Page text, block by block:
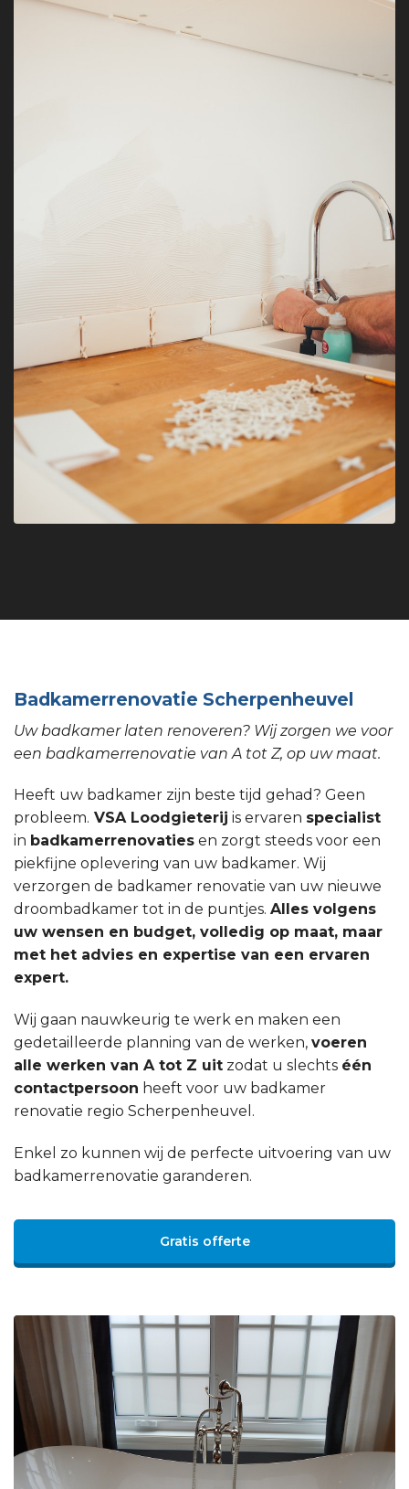
Badkamerrenovatie Scherpenheuvel
Uw badkamer laten renoveren? Wij zorgen we voor
een badkamerrenovatie van A tot Z, op uw maat.
Heeft uw badkamer zijn beste tijd gehad? Geen
probleem. VSA Loodgieterij is ervaren specialist
in badkamerrenovaties en zorgt steeds voor een
piekfijne oplevering van uw badkamer. Wij
verzorgen de badkamer renovatie van uw nieuwe
droombadkamer tot in de puntjes. Alles volgens
uw wensen en budget, volledig op maat, maar
met het advies en expertise van een ervaren
expert.
Wij gaan nauwkeurig te werk en maken een
gedetailleerde planning van de werken, voeren
alle werken van A tot Z uit zodat u slechts één
contactpersoon heeft voor uw badkamer
renovatie regio Scherpenheuvel.
Enkel zo kunnen wij de perfecte uitvoering van uw
badkamerrenovatie garanderen.
Gratis offerte